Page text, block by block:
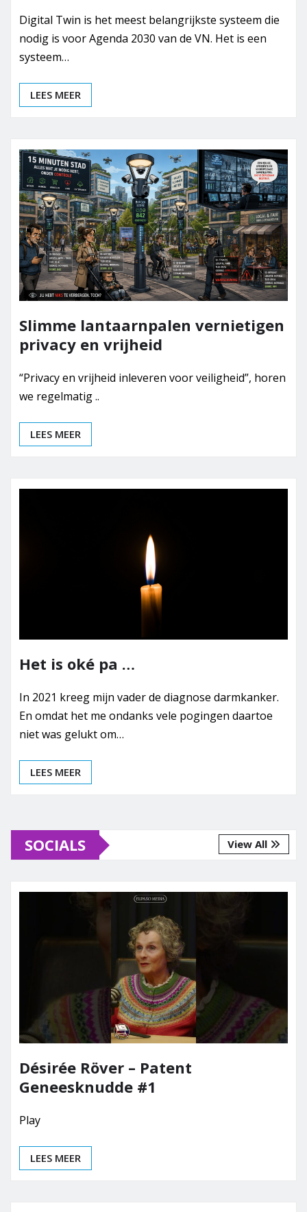
Digital Twin is het meest belangrijkste systeem die
nodig is voor Agenda 2030 van de VN. Het is een
systeem…
LEES MEER
Slimme lantaarnpalen vernietigen
privacy en vrijheid
“Privacy en vrijheid inleveren voor veiligheid”, horen
we regelmatig ..
LEES MEER
Het is oké pa …
In 2021 kreeg mijn vader de diagnose darmkanker.
En omdat het me ondanks vele pogingen daartoe
niet was gelukt om…
LEES MEER
SOCIALS View All
Désirée Röver – Patent
Geneesknudde #1
Play
LEES MEER